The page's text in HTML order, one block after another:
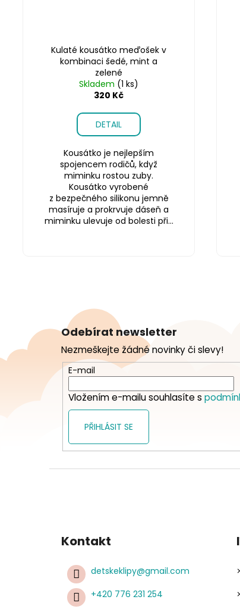
Kulaté kousátko meďošek v
kombinaci šedé, mint a
zelené
Skladem (1 ks)
320 Kč
DETAIL
Kousátko je nejlepším
spojencem rodičů, když
miminku rostou zuby.
Kousátko vyrobené
z bezpečného silikonu jemně
masíruje a prokrvuje dáseň a
miminku ulevuje od bolesti při...
a
Odebírat newsletter
Nezmeškejte žádné novinky či slevy!
E-mail
Vložením e-mailu souhlasíte s
PŘIHLÁSIT SE
Kontakt
detskeklipy@gmail.com
+420 776 231 254